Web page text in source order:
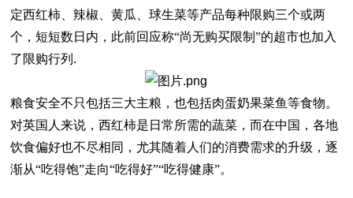
定西红柿、辣椒、黄瓜、球生菜等产品每种限购三个或两
个，短短数日内，此前回应称“尚无购买限制”的超市也加入
了限购行列.
粮食安全不只包括三大主粮，也包括肉蛋奶果菜鱼等食物。
对英国人来说，西红柿是日常所需的蔬菜，而在中国，各地
饮食偏好也不尽相同，尤其随着人们的消费需求的升级，逐
渐从“吃得饱”走向“吃得好”“吃得健康”。